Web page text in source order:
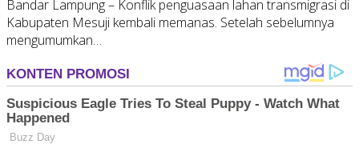
Bandar Lampung – Konflik penguasaan lahan transmigrasi di
Kabupaten Mesuji kembali memanas. Setelah sebelumnya
mengumumkan…